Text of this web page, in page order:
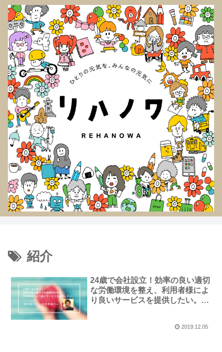
紹介
24歳で会社設立！効率の良い適切
な労働環境を整え、利用者様によ
り良いサービスを提供したい。｜
2019.12.05